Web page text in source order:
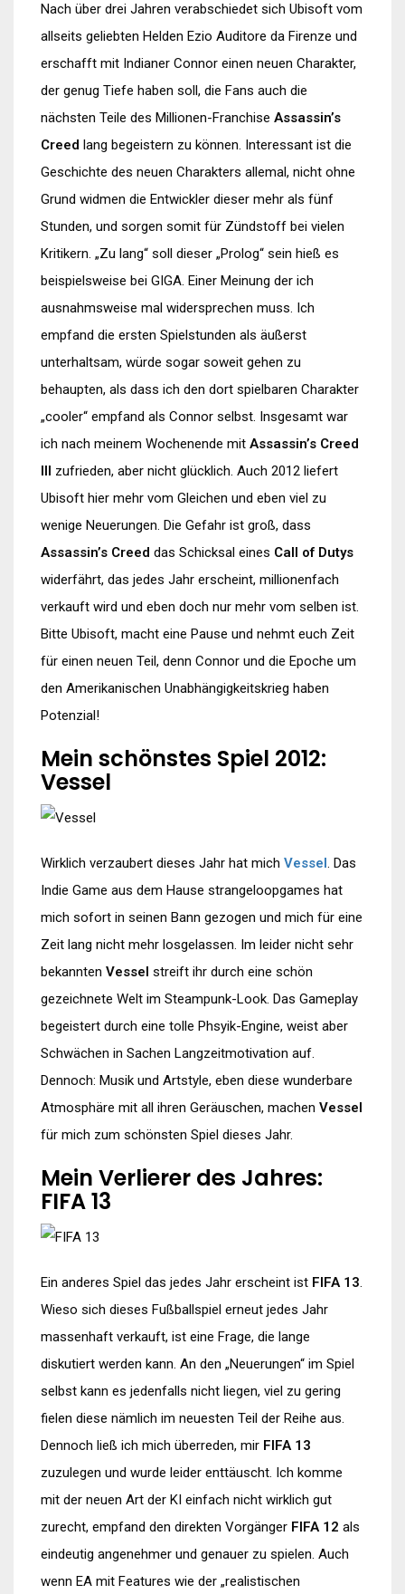
Nach über drei Jahren verabschiedet sich Ubisoft vom
allseits geliebten Helden Ezio Auditore da Firenze und
erschafft mit Indianer Connor einen neuen Charakter,
der genug Tiefe haben soll, die Fans auch die
nächsten Teile des Millionen-Franchise Assassin’s
Creed lang begeistern zu können. Interessant ist die
Geschichte des neuen Charakters allemal, nicht ohne
Grund widmen die Entwickler dieser mehr als fünf
Stunden, und sorgen somit für Zündstoff bei vielen
Kritikern. „Zu lang“ soll dieser „Prolog“ sein hieß es
beispielsweise bei GIGA. Einer Meinung der ich
ausnahmsweise mal widersprechen muss. Ich
empfand die ersten Spielstunden als äußerst
unterhaltsam, würde sogar soweit gehen zu
behaupten, als dass ich den dort spielbaren Charakter
„cooler“ empfand als Connor selbst. Insgesamt war
ich nach meinem Wochenende mit Assassin’s Creed
III zufrieden, aber nicht glücklich. Auch 2012 liefert
Ubisoft hier mehr vom Gleichen und eben viel zu
wenige Neuerungen. Die Gefahr ist groß, dass
Assassin’s Creed das Schicksal eines Call of Dutys
widerfährt, das jedes Jahr erscheint, millionenfach
verkauft wird und eben doch nur mehr vom selben ist.
Bitte Ubisoft, macht eine Pause und nehmt euch Zeit
für einen neuen Teil, denn Connor und die Epoche um
den Amerikanischen Unabhängigkeitskrieg haben
Potenzial!
Mein schönstes Spiel 2012:
Vessel
Wirklich verzaubert dieses Jahr hat mich Vessel. Das
Indie Game aus dem Hause strangeloopgames hat
mich sofort in seinen Bann gezogen und mich für eine
Zeit lang nicht mehr losgelassen. Im leider nicht sehr
bekannten Vessel streift ihr durch eine schön
gezeichnete Welt im Steampunk-Look. Das Gameplay
begeistert durch eine tolle Phsyik-Engine, weist aber
Schwächen in Sachen Langzeitmotivation auf.
Dennoch: Musik und Artstyle, eben diese wunderbare
Atmosphäre mit all ihren Geräuschen, machen Vessel
für mich zum schönsten Spiel dieses Jahr.
Mein Verlierer des Jahres:
FIFA 13
Ein anderes Spiel das jedes Jahr erscheint ist FIFA 13.
Wieso sich dieses Fußballspiel erneut jedes Jahr
massenhaft verkauft, ist eine Frage, die lange
diskutiert werden kann. An den „Neuerungen“ im Spiel
selbst kann es jedenfalls nicht liegen, viel zu gering
fielen diese nämlich im neuesten Teil der Reihe aus.
Dennoch ließ ich mich überreden, mir FIFA 13
zuzulegen und wurde leider enttäuscht. Ich komme
mit der neuen Art der KI einfach nicht wirklich gut
zurecht, empfand den direkten Vorgänger FIFA 12 als
eindeutig angenehmer und genauer zu spielen. Auch
wenn EA mit Features wie der „realistischen